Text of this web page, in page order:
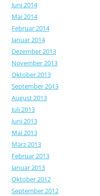
Juni 2014
Mai 2014
Februar 2014
Januar 2014
Dezember 2013
November 2013
Oktober 2013
September 2013
August 2013
Juli 2013
Juni 2013
Mai 2013
März 2013
Februar 2013
Januar 2013
Oktober 2012
September 2012